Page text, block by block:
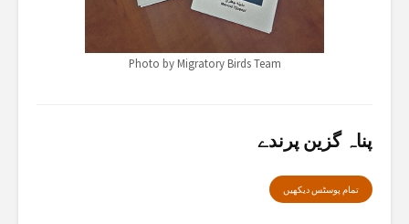
Photo by Migratory Birds Team
پناہ گزین پرندے
تمام پوسٹس دیکھیں